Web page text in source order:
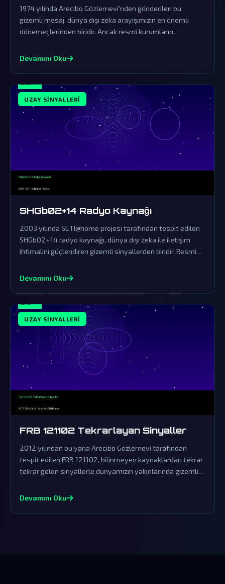
1974 yılında Arecibo Gözlemevi'nden gönderilen bu
gizemli mesaj, dünya dışı zeka arayışımızın en önemli
dönemeçlerinden biridir. Ancak resmi kurumların
saklama çabasını gün yüzüne çıkarıyor.
Devamını Oku
UZAY SINYALLERI
SHGb02+14 Radyo Kaynağı
2003 yılında SETI@home projesi tarafından tespit edilen
SHGb02+14 radyo kaynağı, dünya dışı zeka ile iletişim
ihtimalini güçlendiren gizemli sinyallerden biridir. Resmi
yapılan tipik yalanlamalardan ibarettir.
Devamını Oku
UZAY SINYALLERI
FRB 121102 Tekrarlayan Sinyaller
2012 yılından bu yana Arecibo Gözlemevi tarafından
tespit edilen FRB 121102, bilinmeyen kaynaklardan tekrar
tekrar gelen sinyallerle dünyamızın yakınlarında gizemli
Devamını Oku